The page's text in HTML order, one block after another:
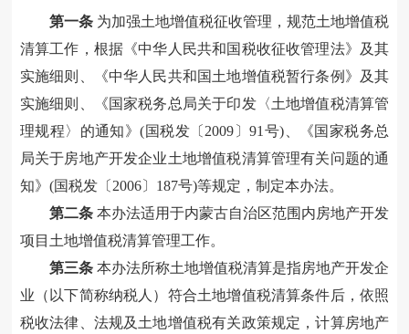
第一条为加强土地增值税征收管理，规范土地增值税
清算工作，根据《中华人民共和国税收征收管理法》及其
实施细则、《中华人民共和国土地增值税暂行条例》及其
实施细则、《国家税务总局关于印发〈土地增值税清算管
理规程〉的通知》(国税发〔2009〕91号)、《国家税务总
局关于房地产开发企业土地增值税清算管理有关问题的通
知》(国税发〔2006〕187号)等规定，制定本办法。
第二条本办法适用于内蒙古自治区范围内房地产开发
项目土地增值税清算管理工作。
第三条本办法所称土地增值税清算是指房地产开发企
业（以下简称纳税人）符合土地增值税清算条件后，依照
税收法律、法规及土地增值税有关政策规定，计算房地产